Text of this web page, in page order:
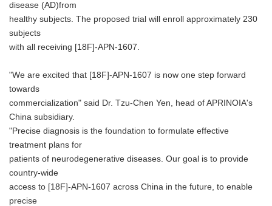
disease (AD)from
healthy subjects. The proposed trial will enroll approximately 230
subjects
with all receiving [18F]-APN-1607.
"We are excited that [18F]-APN-1607 is now one step forward
towards
commercialization" said Dr. Tzu-Chen Yen, head of APRINOIA's
China subsidiary.
"Precise diagnosis is the foundation to formulate effective
treatment plans for
patients of neurodegenerative diseases. Our goal is to provide
country-wide
access to [18F]-APN-1607 across China in the future, to enable
precise